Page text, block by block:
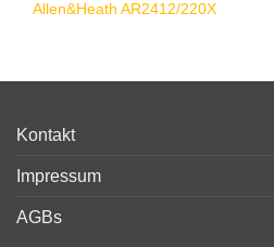
Allen&Heath AR2412/220X
Kontakt
Impressum
AGBs